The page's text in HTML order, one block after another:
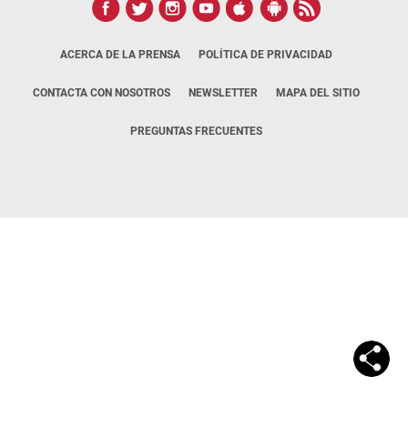
ACERCA DE LA PRENSA POLÍTICA DE PRIVACIDAD
CONTACTA CON NOSOTROS NEWSLETTER MAPA DEL SITIO
PREGUNTAS FRECUENTES